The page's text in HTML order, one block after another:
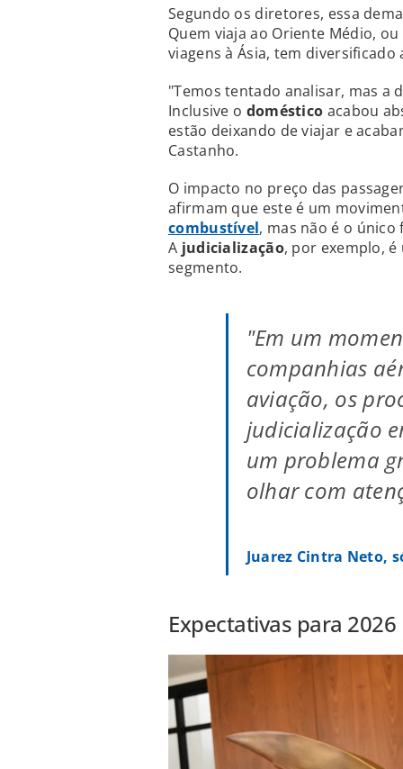
Segundo os diretores, essa
Quem viaja ao Oriente Médio,
viagens à Ásia, tem
"Temos tentado analisar, mas a
Inclusive o doméstico acabou
estão deixando de viajar e
Castanho.
O impacto no preço das
afirmam que este é um
combustível, mas não é o
A judicialização, por exemplo,
segmento.
"Em um
companhias
aviação, os
judicialização
um problema
olhar com
Juarez Cintra Neto,
Expectativas para 2026